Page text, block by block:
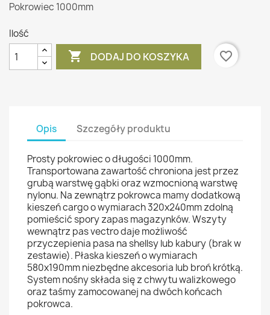
Pokrowiec 1000mm
Ilość
 DODAJ DO KOSZYKA favorite_border
Opis Szczegóły produktu
Prosty pokrowiec o długości 1000mm.
Transportowana zawartość chroniona jest przez
grubą warstwę gąbki oraz wzmocnioną warstwę
nylonu. Na zewnątrz pokrowca mamy dodatkową
kieszeń cargo o wymiarach 320x240mm zdolną
pomieścić spory zapas magazynków. Wszyty
wewnątrz pas vectro daje możliwość
przyczepienia pasa na shellsy lub kabury (brak w
zestawie). Płaska kieszeń o wymiarach
580x190mm niezbędne akcesoria lub broń krótką.
System nośny składa się z chwytu walizkowego
oraz taśmy zamocowanej na dwóch końcach
pokrowca.